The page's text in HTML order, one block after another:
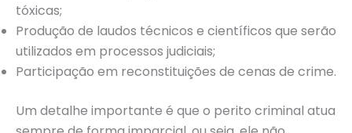
tóxicas;
Produção de laudos técnicos e científicos que serão
utilizados em processos judiciais;
Participação em reconstituições de cenas de crime.
Um detalhe importante é que o perito criminal atua